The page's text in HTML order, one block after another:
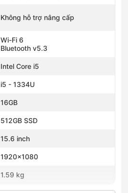
Không hỗ trợ nâng cấp
Wi-Fi 6
Bluetooth v5.3
Intel Core i5
i5 - 1334U
16GB
512GB SSD
15.6 inch
1920×1080
1.59 kg